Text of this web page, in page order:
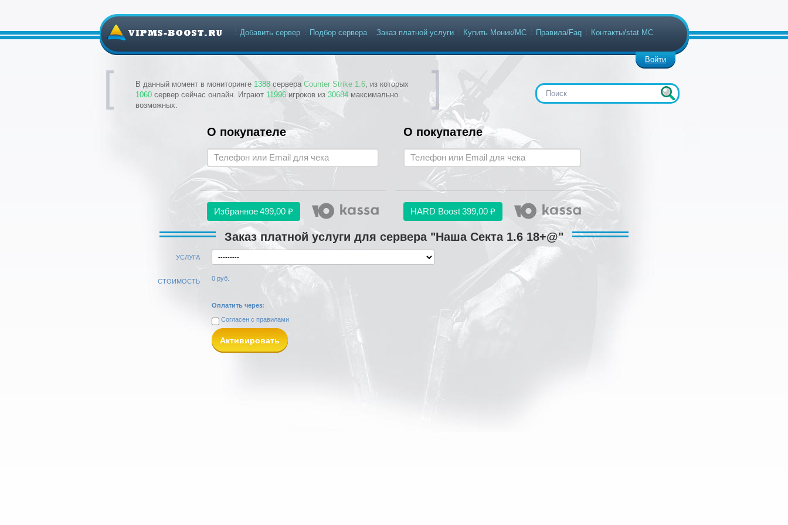
В данный момент в мониторинге 1388 сервера Counter Strike 1.6, из которых
1060 сервер сейчас онлайн. Играют 11996 игроков из 30684 максимально
возможных.
Войти
Добавить сервер Подбор сервера Заказ платной услуги Купить Моник/МС Правила/Faq Контакты/stat МС
О покупателе
Избранное499,00 ₽
О покупателе
HARD Boost399,00 ₽
Заказ платной услуги для сервера "Наша Секта 1.6 18+@"
УСЛУГА
СТОИМОСТЬ 0 руб.
Оплатить через:
Согласен с правилами
Активировать